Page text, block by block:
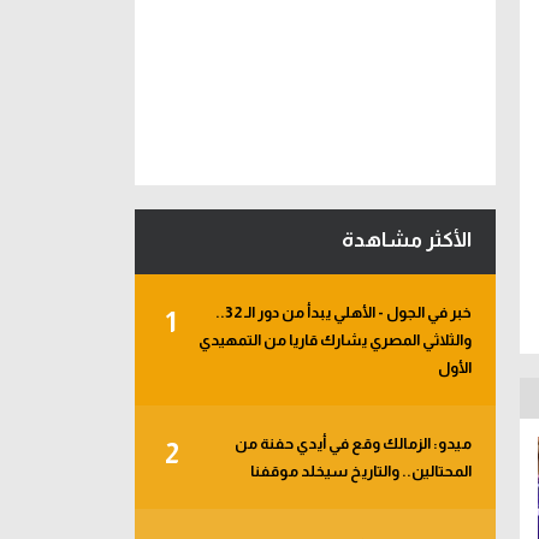
الأكثر مشاهدة
1
خبر في الجول - الأهلي يبدأ من دور الـ 32..
والثلاثي المصري يشارك قاريا من التمهيدي
الأول
2
ميدو: الزمالك وقع في أيدي حفنة من
المحتالين.. والتاريخ سيخلد موقفنا